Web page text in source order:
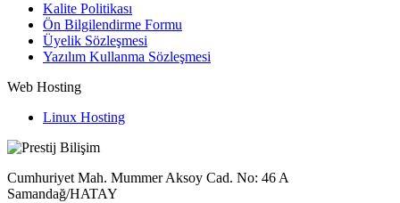
Kalite Politikası
Ön Bilgilendirme Formu
Üyelik Sözleşmesi
Yazılım Kullanma Sözleşmesi
Web Hosting
Linux Hosting
Cumhuriyet Mah. Mummer Aksoy Cad. No: 46 A
Samandağ/HATAY